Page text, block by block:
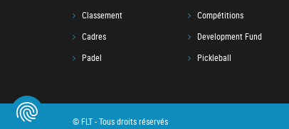
Classement
Compétitions
Cadres
Development Fund
Padel
Pickleball
© FLT - Tous droits réservés